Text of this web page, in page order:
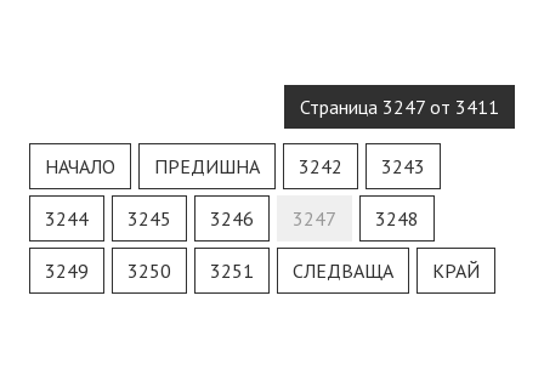
Страница 3247 от 3411
НАЧАЛО ПРЕДИШНА 3242 3243
3244 3245 3246 3247 3248
3249 3250 3251 СЛЕДВАЩА КРАЙ